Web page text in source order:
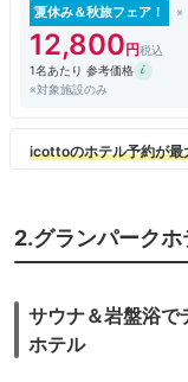
(2000円)と共にお土産
フロントマンやレスト
夏休み＆秋旅フェア！
12,800
1名あたり 参考価格
※対象施設のみ
2.グランパーク
サウナ＆岩盤浴で
ホテル